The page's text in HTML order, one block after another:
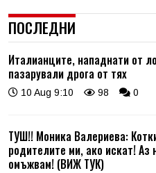
ПОСЛЕДНИ
Италианците, нападнати от
пазарували дрога от тях
10 Aug 9:10 98 0
ТУШ!! Моника Валериева:
родителите ми, ако искат!
омъжвам! (ВИЖ ТУК)